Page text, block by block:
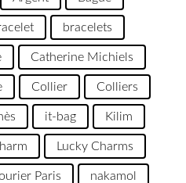
bracelets
Catherine Michiels
Collier Colliers
it-bag Kilim
Lucky Charms
Paris nakamol